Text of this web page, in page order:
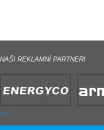
NAŠI REKLAMNÍ PARTNERI